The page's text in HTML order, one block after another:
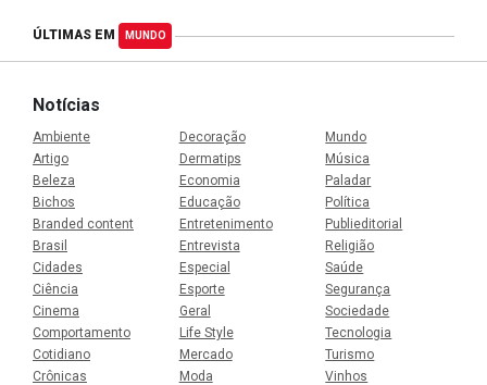
ÚLTIMAS EM MUNDO
Notícias
Ambiente
Artigo
Beleza
Bichos
Branded content
Brasil
Cidades
Ciência
Cinema
Comportamento
Cotidiano
Crônicas
Decoração
Dermatips
Economia
Educação
Entretenimento
Entrevista
Especial
Esporte
Geral
Life Style
Mercado
Moda
Mundo
Música
Paladar
Política
Publieditorial
Religião
Saúde
Segurança
Sociedade
Tecnologia
Turismo
Vinhos